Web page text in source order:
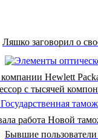
Ляшко заговорил о
Hewlett
с тысячей
работа Новой
Бывшие